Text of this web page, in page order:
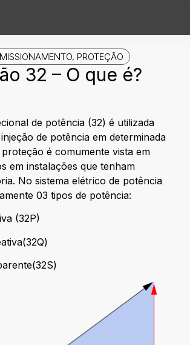
, PROTEÇÃO
32 – O que é?
de potência (32) é utilizada
de potência em determinada
proteção é comumente vista em
em instalações que tenham
No sistema elétrico de potência
03 tipos de potência:
(32P)